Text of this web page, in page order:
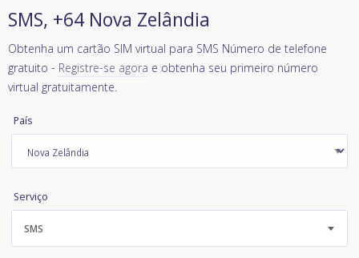
SMS, +64 Nova Zelândia
Obtenha um cartão SIM virtual para SMS Número de telefone
gratuito - Registre-se agora e obtenha seu primeiro número
virtual gratuitamente.
País
Serviço
SMS